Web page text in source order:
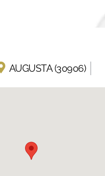
AUGUSTA (30906)